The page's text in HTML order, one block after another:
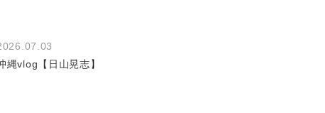
縄vlog【日山晃志】